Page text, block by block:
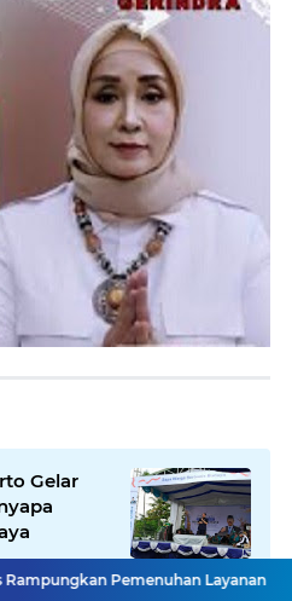
Gelar
Undur
Layanan Dasar dan